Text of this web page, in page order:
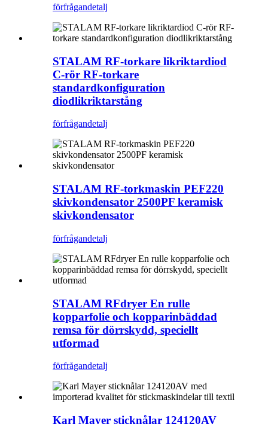
förfrågandetalj
STALAM RF-torkare likriktardiod
C-rör RF-torkare
standardkonfiguration
diodlikriktarstång
förfrågandetalj
STALAM RF-torkmaskin PEF220
skivkondensator 2500PF keramisk
skivkondensator
förfrågandetalj
STALAM RFdryer En rulle
kopparfolie och kopparinbäddad
remsa för dörrskydd, speciellt
utformad
förfrågandetalj
Karl Mayer sticknålar 124120AV